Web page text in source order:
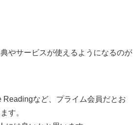
やサービスが使えるようになるのが
Readingなど、プライム会員だとお
す。